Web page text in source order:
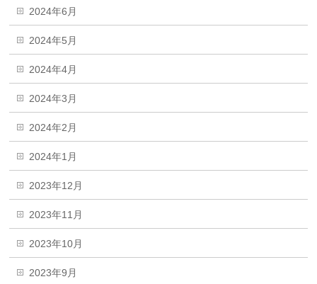
2024年6月
2024年5月
2024年4月
2024年3月
2024年2月
2024年1月
2023年12月
2023年11月
2023年10月
2023年9月